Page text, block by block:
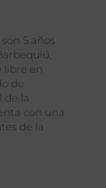
5 años
libre en
de
de la
con una
de la